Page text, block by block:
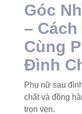
Góc
–
Cùng
Đình
Phụ nữ sau
chất và đồng
trọn vẹn.